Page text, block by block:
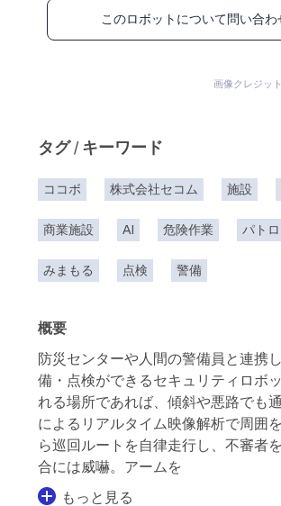
このロボットについて問い合わ
画像クレジッ
タグ / キーワード
ココボ 株式会社セコム 施設
商業施設 AI 危険作業 パト
みまもる 点検 警備
概要
防災センターや人間の警備員と連携
備・点検ができるセキュリティロボ
れる場所であれば、傾斜や悪路でも
によるリアルタイム映像解析で周囲
ら巡回ルートを自律走行し、不審者
合には威嚇。アームを
もっと見る